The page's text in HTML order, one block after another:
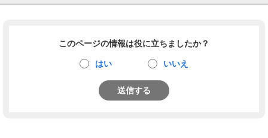
このページの情報は役に立ちましたか？
はい いいえ
送信する